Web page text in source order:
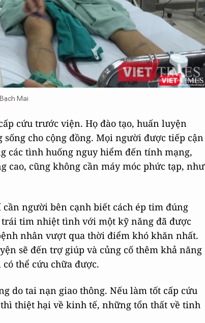
Mai
cứu trước viện. Họ đào tạo, huấn luyện
cho cộng đồng. Mọi người được tiếp cận
các tình huống nguy hiểm đến tính mạng,
cao, cũng không cần máy móc phức tạp, như
người bên cạnh biết cách ép tim đúng
tim nhiệt tình với một kỹ năng đã được
nhân vượt qua thời điểm khó khăn nhất.
sẽ đến trợ giúp và củng cố thêm khả năng
thể cứu chữa được.
do tai nạn giao thông. Nếu làm tốt cấp cứu
thiệt hại về kinh tế, những tổn thất về tinh